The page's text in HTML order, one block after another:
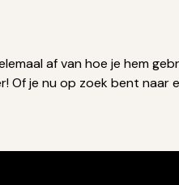
af van hoe je hem
Of je nu op zoek bent naar